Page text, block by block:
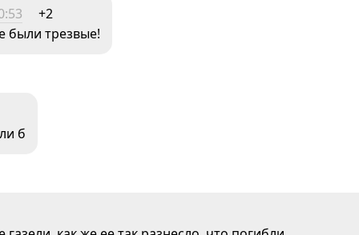
+2
были трезвые!
б